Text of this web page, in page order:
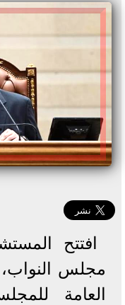
افتتح
مجلس
العامة